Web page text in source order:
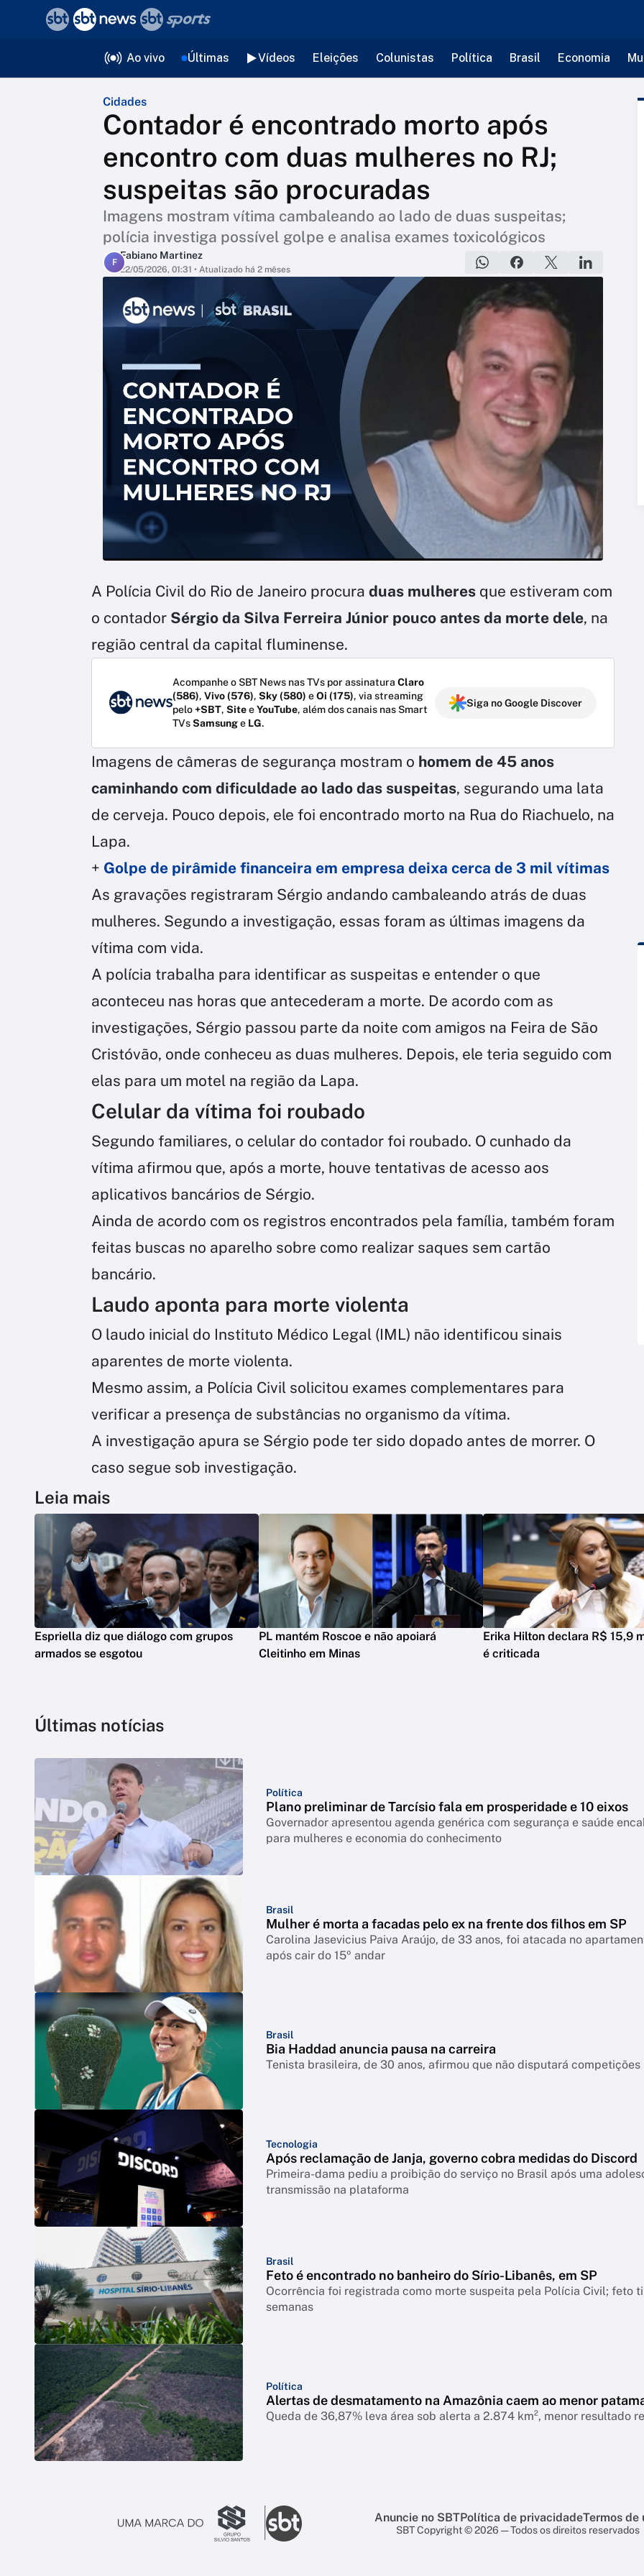
Ao vivo Últimas Vídeos Eleições Colunistas Política Brasil Economia
Cidades
Contador é encontrado morto após
encontro com duas mulheres no RJ;
suspeitas são procuradas
Imagens mostram vítima cambaleando ao lado de duas suspeitas;
polícia investiga possível golpe e analisa exames toxicológicos
F
Fabiano Martinez
22/05/2026, 01:31 • Atualizado há 2 mêses
A Polícia Civil do Rio de Janeiro procura duas mulheres que estiveram com
o contador Sérgio da Silva Ferreira Júnior pouco antes da morte dele, na
região central da capital fluminense.
Acompanhe o SBT News nas TVs por assinatura Claro
(586), Vivo (576), Sky (580) eOi (175), via streaming
pelo+SBT, SiteeYouTube, além dos canais nas Smart
TVsSamsunge LG.
Siga no Google Discover
Imagens de câmeras de segurança mostram o homem de 45 anos
caminhando com dificuldade ao lado das suspeitas, segurando uma lata
de cerveja. Pouco depois, ele foi encontrado morto na Rua do Riachuelo, na
Lapa.
+ Golpe de pirâmide financeira em empresa deixa cerca de 3 mil vítimas
As gravações registraram Sérgio andando cambaleando atrás de duas
mulheres. Segundo a investigação, essas foram as últimas imagens da
vítima com vida.
A polícia trabalha para identificar as suspeitas e entender o que
aconteceu nas horas que antecederam a morte. De acordo com as
investigações, Sérgio passou parte da noite com amigos na Feira de São
Cristóvão, onde conheceu as duas mulheres. Depois, ele teria seguido com
elas para um motel na região da Lapa.
Celular da vítima foi roubado
Segundo familiares, o celular do contador foi roubado. O cunhado da
vítima afirmou que, após a morte, houve tentativas de acesso aos
aplicativos bancários de Sérgio.
Ainda de acordo com os registros encontrados pela família, também foram
feitas buscas no aparelho sobre como realizar saques sem cartão
bancário.
Laudo aponta para morte violenta
O laudo inicial do Instituto Médico Legal (IML) não identificou sinais
aparentes de morte violenta.
Mesmo assim, a Polícia Civil solicitou exames complementares para
verificar a presença de substâncias no organismo da vítima.
A investigação apura se Sérgio pode ter sido dopado antes de morrer. O
caso segue sob investigação.
Leia mais
Espriella diz que diálogo com grupos
armados se esgotou
PL mantém Roscoe e não apoiará
Cleitinho em Minas
Erika Hilton declara R$ 15,9
é criticada
Últimas notícias
Política
Plano preliminar de Tarcísio fala em prosperidade e 10 eixos
Governador apresentou agenda genérica com segurança e saúde
para mulheres e economia do conhecimento
Brasil
Mulher é morta a facadas pelo ex na frente dos filhos em SP
Carolina Jasevicius Paiva Araújo, de 33 anos, foi atacada no
após cair do 15º andar
Brasil
Bia Haddad anuncia pausa na carreira
Tenista brasileira, de 30 anos, afirmou que não disputará
Tecnologia
Após reclamação de Janja, governo cobra medidas do Discord
Primeira-dama pediu a proibição do serviço no Brasil após uma
transmissão na plataforma
Brasil
Feto é encontrado no banheiro do Sírio-Libanês, em SP
Ocorrência foi registrada como morte suspeita pela Polícia Civil; feto
semanas
Política
Alertas de desmatamento na Amazônia caem ao menor
Queda de 36,87% leva área sob alerta a 2.874 km², menor resultado
Anuncie no SBTPolítica de privacidadeTermos de
SBT Copyright © 2026 — Todos os direitos reservados
voltar
Editorias